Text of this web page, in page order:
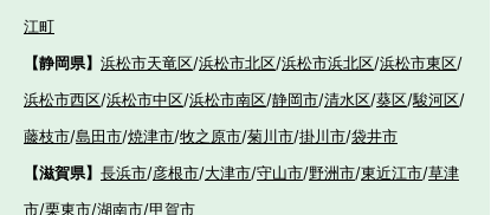
江町
【静岡県】 浜松市天竜区/浜松市北区/浜松市浜北区/浜松市東区/
浜松市西区/浜松市中区/浜松市南区/静岡市/清水区/葵区/駿河区/
藤枝市/島田市/焼津市/牧之原市/菊川市/掛川市/袋井市
【滋賀県】 長浜市/彦根市/大津市/守山市/野洲市/東近江市/草津
市/栗東市/湖南市/甲賀市